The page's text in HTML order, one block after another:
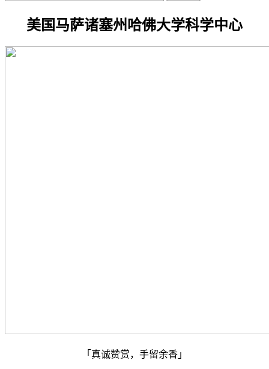
美国马萨诸塞州哈佛大学科学中心
「真诚赞赏，手留余香」